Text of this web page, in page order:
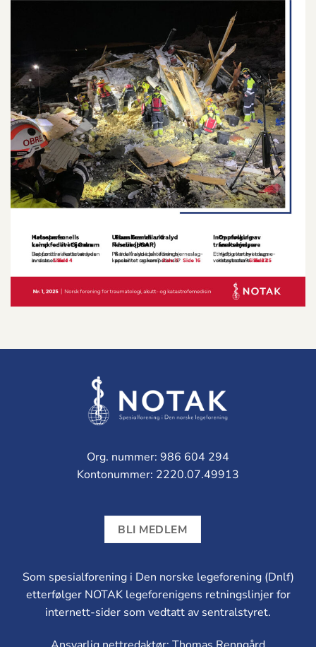
Org. nummer: 986 604 294
Kontonummer: 2220.07.49913
BLI MEDLEM
Som spesialforening i Den norske legeforening (Dnlf)
etterfølger NOTAK legeforenigens retningslinjer for
internett-sider som vedtatt av sentralstyret.